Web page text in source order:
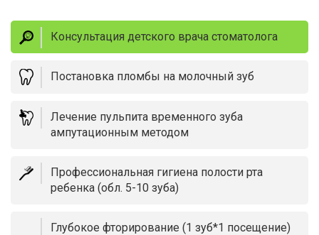
Консультация детского врача стоматолога
Постановка пломбы на молочный зуб
Лечение пульпита временного зуба
ампутационным методом
Профессиональная гигиена полости рта
ребенка (обл. 5-10 зуба)
Глубокое фторирование (1 зуб*1 посещение)